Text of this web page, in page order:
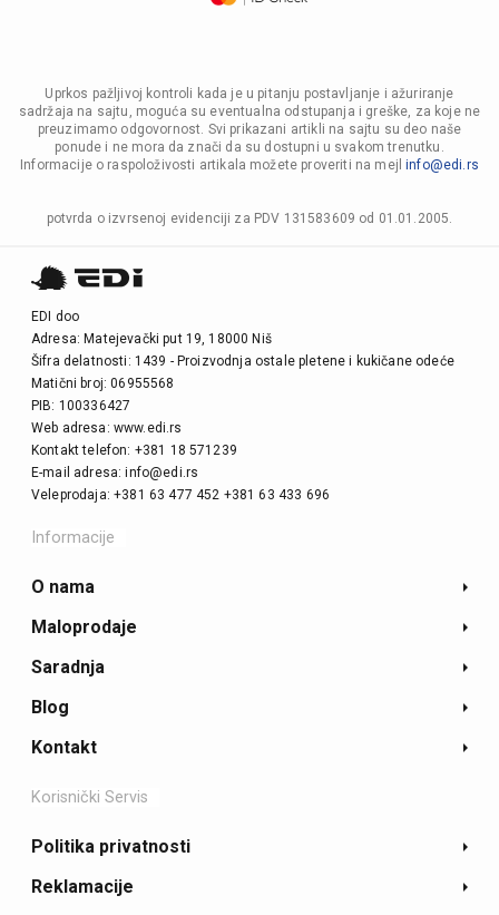
Uprkos pažljivoj kontroli kada je u pitanju postavljanje i ažuriranje
sadržaja na sajtu, moguća su eventualna odstupanja i greške, za koje ne
preuzimamo odgovornost. Svi prikazani artikli na sajtu su deo naše
ponude i ne mora da znači da su dostupni u svakom trenutku.
Informacije o raspoloživosti artikala možete proveriti na mejlinfo@edi.rs
potvrda o izvrsenoj evidenciji za PDV 131583609 od 01.01.2005.
EDI doo
Adresa: Matejevački put 19, 18000 Niš
Šifra delatnosti: 1439 - Proizvodnja ostale pletene i kukičane odeće
Matični broj: 06955568
PIB: 100336427
Web adresa: www.edi.rs
Kontakt telefon: +381 18 571239
E-mail adresa: info@edi.rs
Veleprodaja: +381 63 477 452 +381 63 433 696
Informacije
O nama
Maloprodaje
Saradnja
Blog
Kontakt
Korisnički Servis
Politika privatnosti
Reklamacije